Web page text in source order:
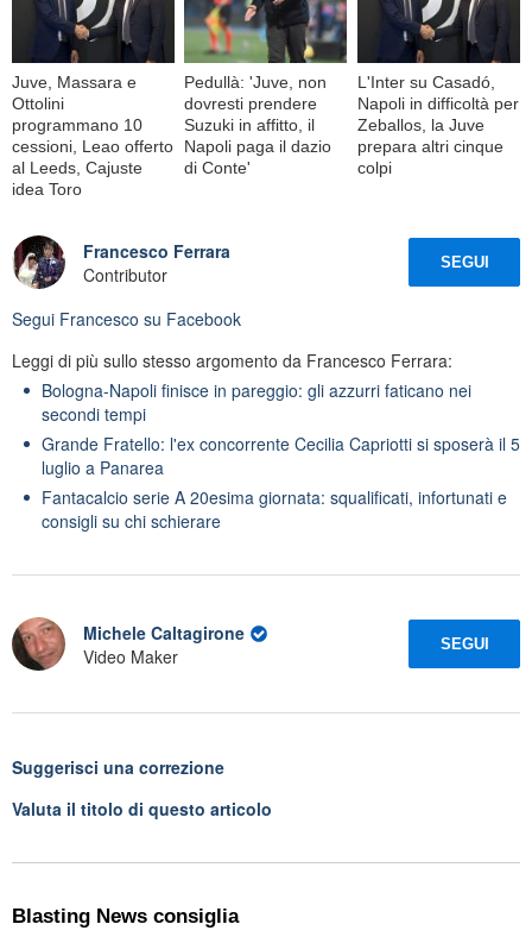
Juve, Massara e
Ottolini
programmano 10
cessioni, Leao offerto
al Leeds, Cajuste
idea Toro
Pedullà: 'Juve, non
dovresti prendere
Suzuki in affitto, il
Napoli paga il dazio
di Conte'
L'Inter su Casadó,
Napoli in difficoltà per
Zeballos, la Juve
prepara altri cinque
colpi
Francesco Ferrara
Contributor
SEGUI
Segui Francesco su Facebook
Leggi di più sullo stesso argomento da Francesco Ferrara:
Bologna-Napoli finisce in pareggio: gli azzurri faticano nei
secondi tempi
Grande Fratello: l'ex concorrente Cecilia Capriotti si sposerà il 5
luglio a Panarea
Fantacalcio serie A 20esima giornata: squalificati, infortunati e
consigli su chi schierare
Michele Caltagirone
Video Maker
SEGUI
Suggerisci una correzione
Valuta il titolo di questo articolo
Blasting News consiglia